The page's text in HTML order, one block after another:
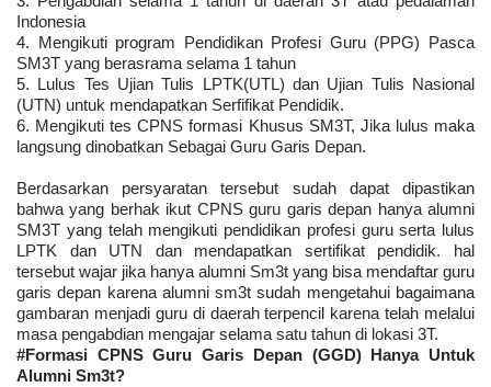
Indonesia
4. Mengikuti program Pendidikan Profesi Guru (PPG) Pasca
SM3T yang berasrama selama 1 tahun
5. Lulus Tes Ujian Tulis LPTK(UTL) dan Ujian Tulis Nasional
(UTN) untuk mendapatkan Serfifikat Pendidik.
6. Mengikuti tes CPNS formasi Khusus SM3T, Jika lulus maka
langsung dinobatkan Sebagai Guru Garis Depan.
Berdasarkan persyaratan tersebut sudah dapat dipastikan
bahwa yang berhak ikut CPNS guru garis depan hanya alumni
SM3T yang telah mengikuti pendidikan profesi guru serta lulus
LPTK dan UTN dan mendapatkan sertifikat pendidik. hal
tersebut wajar jika hanya alumni Sm3t yang bisa mendaftar guru
garis depan karena alumni sm3t sudah mengetahui bagaimana
gambaran menjadi guru di daerah terpencil karena telah melalui
masa pengabdian mengajar selama satu tahun di lokasi 3T.
#Formasi CPNS Guru Garis Depan (GGD) Hanya Untuk
Alumni Sm3t?